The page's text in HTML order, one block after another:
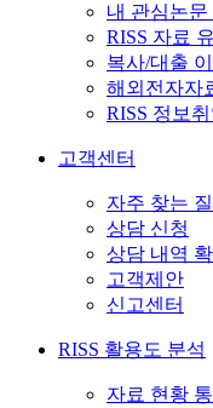
내 관심논문
RISS 자료
복사/대출
해외전자자
RISS 정보
고객센터
자주 찾는
상담 신청
상담 내역
고객제안
신고센터
RISS 활용도 분석
자료 현황 통